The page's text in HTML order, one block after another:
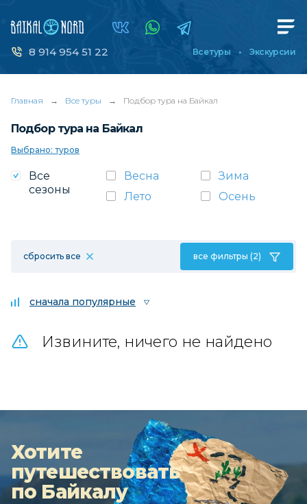
8 914 954 51 22 Все туры Экскурсии
Главная → Все туры → Подбор тура на Байкал
Подбор тура на Байкал
Выбрано: туров
Все
сезоны
Весна
Зима
Лето
Осень
сбросить все все фильтры (2)
сначала популярные
Извините, ничего не найдено
Хотите
путешествовать
по Байкалу